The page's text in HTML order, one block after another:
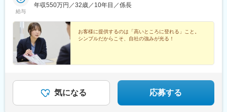
置換えはなし。将来的にキャリアアップや人員状況などにより打
煙
給与
年収550万円／32歳／10年目／係長
お客様に提供するのは「高いところに登れる」こと。
シンプルだからこそ、自社の強みが光る！
気になる 応募する